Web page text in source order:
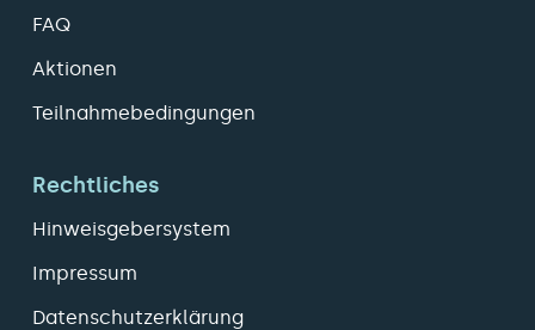
FAQ
Aktionen
Teilnahmebedingungen
Rechtliches
Hinweisgebersystem
Impressum
Datenschutzerklärung